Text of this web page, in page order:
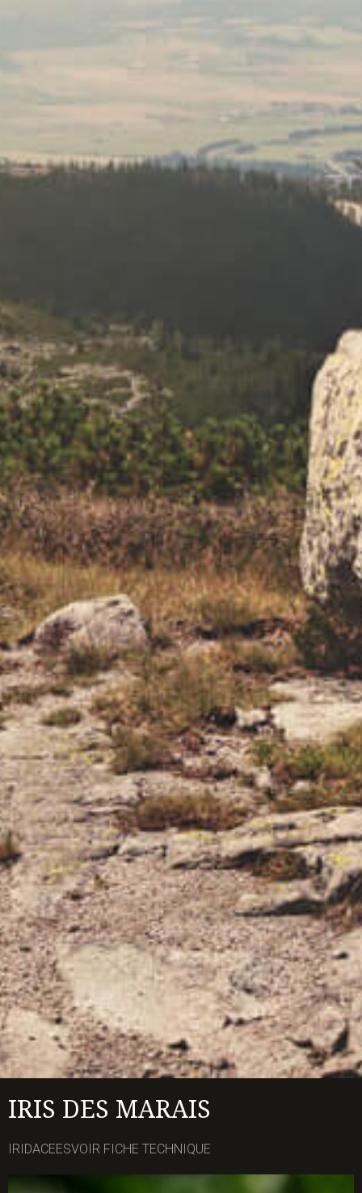
IRIS DES MARAIS
IRIDACEESVOIR FICHE TECHNIQUE